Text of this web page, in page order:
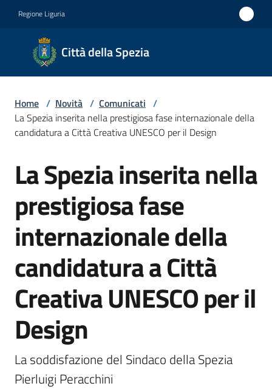
Regione Liguria
Città della Spezia
Città
della
Medaglia
d'oro al
Civile
Medaglia
d'argento
al Valor
Militare
Amministrazione
Menu selezionato
Servizi
Home / Novità / Comunicati /
La Spezia inserita nella prestigiosa fase internazionale della
candidatura a Città Creativa UNESCO per il Design
Salta al contenuto
La Spezia inserita nella
prestigiosa fase
internazionale della
candidatura a Città
Creativa UNESCO per il
Design
La soddisfazione del Sindaco della Spezia
Pierluigi Peracchini